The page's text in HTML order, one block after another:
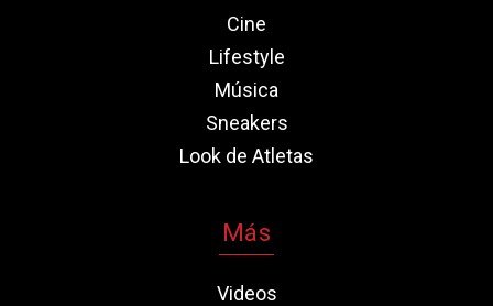
Cine
Lifestyle
Música
Sneakers
Look de Atletas
Más
Videos